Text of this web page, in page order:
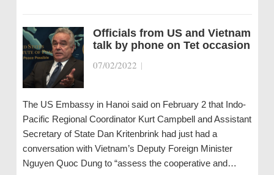
Officials from US and Vietnam
talk by phone on Tet occasion
07/02/2022 |
The US Embassy in Hanoi said on February 2 that Indo-
Pacific Regional Coordinator Kurt Campbell and Assistant
Secretary of State Dan Kritenbrink had just had a
conversation with Vietnam’s Deputy Foreign Minister
Nguyen Quoc Dung to “assess the cooperative and…